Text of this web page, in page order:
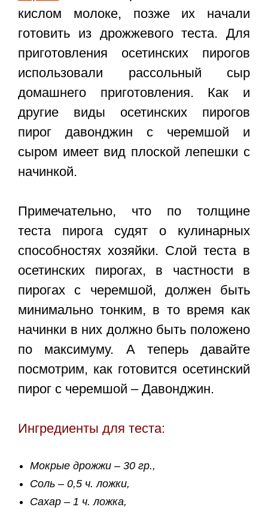
кислом молоке, позже их начали
готовить из дрожжевого теста. Для
приготовления осетинских пирогов
использовали рассольный сыр
домашнего приготовления. Как и
другие виды осетинских пирогов
пирог давонджин с черемшой и
сыром имеет вид плоской лепешки с
начинкой.
Примечательно, что по толщине
теста пирога судят о кулинарных
способностях хозяйки. Слой теста в
осетинских пирогах, в частности в
пирогах с черемшой, должен быть
минимально тонким, в то время как
начинки в них должно быть положено
по максимуму. А теперь давайте
посмотрим, как готовится осетинский
пирог с черемшой – Давонджин.
Ингредиенты для теста:
Мокрые дрожжи – 30 гр.,
Соль – 0,5 ч. ложки,
Сахар – 1 ч. ложка,